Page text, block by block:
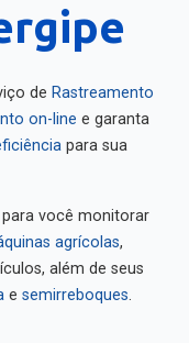
de Rastreamento
on-line e garanta
para sua
você monitorar
agrícolas,
além de seus
e semirreboques.